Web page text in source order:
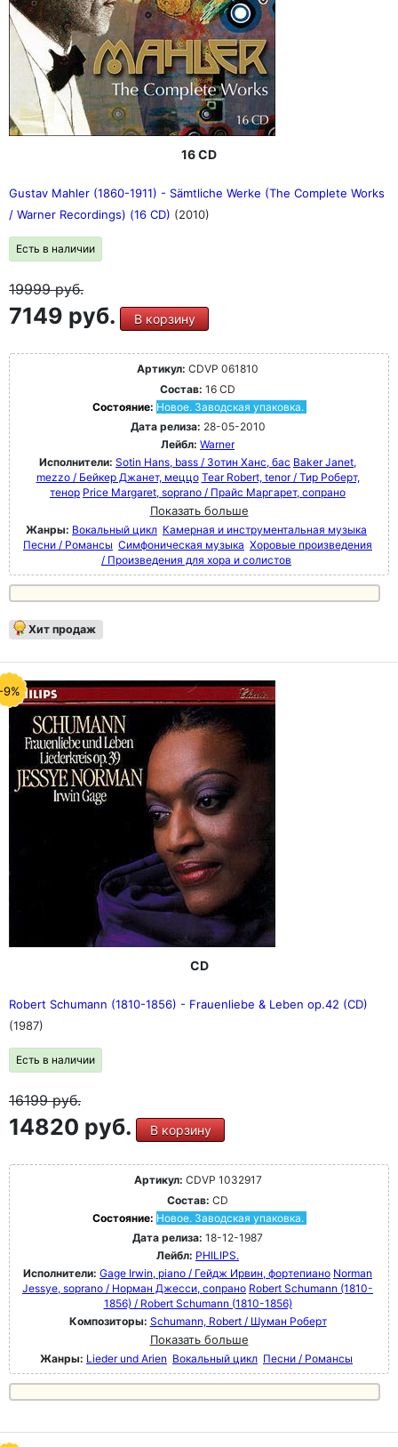
16 CD
Gustav Mahler (1860-1911) - Sämtliche Werke (The Complete Works
/ Warner Recordings) (16 CD) (2010)
Есть в наличии
19999руб.
7149 руб. В корзину
Артикул: CDVP 061810
Состав: 16 CD
Состояние: Новое. Заводская упаковка.
Дата релиза: 28-05-2010
Лейбл: Warner
Исполнители: Sotin Hans, bass / Зотин Ханс, бас Baker Janet,
mezzo / Бейкер Джанет, меццо Tear Robert, tenor / Тир Роберт,
тенор Price Margaret, soprano / Прайс Маргарет, сопрано
Показать больше
Жанры: Вокальный цикл Камерная и инструментальная музыка
Песни / Романсы Симфоническая музыка Хоровые произведения
/ Произведения для хора и солистов
Хит продаж
9%
CD
Robert Schumann (1810-1856) - Frauenliebe & Leben op.42 (CD)
(1987)
Есть в наличии
16199руб.
14820 руб. В корзину
Артикул: CDVP 1032917
Состав: CD
Состояние: Новое. Заводская упаковка.
Дата релиза: 18-12-1987
Лейбл: PHILIPS.
Исполнители: Gage Irwin, piano / Гейдж Ирвин, фортепиано Norman
Jessye, soprano / Норман Джесси, сопрано Robert Schumann (1810-
1856) / Robert Schumann (1810-1856)
Композиторы: Schumann, Robert / Шуман Роберт
Показать больше
Жанры: Lieder und Arien Вокальный цикл Песни / Романсы